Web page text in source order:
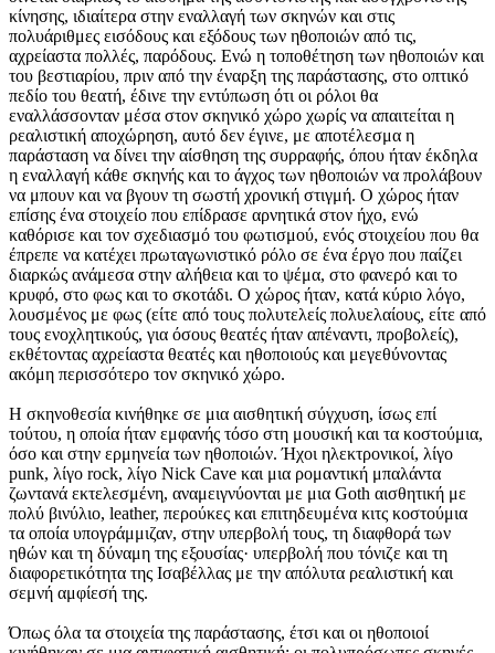
κίνησης, ιδιαίτερα στην εναλλαγή των σκηνών και στις
πολυάριθμες εισόδους και εξόδους των ηθοποιών από τις,
αχρείαστα πολλές, παρόδους. Ενώ η τοποθέτηση των ηθοποιών και
του βεστιαρίου, πριν από την έναρξη της παράστασης, στο οπτικό
πεδίο του θεατή, έδινε την εντύπωση ότι οι ρόλοι θα
εναλλάσσονταν μέσα στον σκηνικό χώρο χωρίς να απαιτείται η
ρεαλιστική αποχώρηση, αυτό δεν έγινε, με αποτέλεσμα η
παράσταση να δίνει την αίσθηση της συρραφής, όπου ήταν έκδηλα
η εναλλαγή κάθε σκηνής και το άγχος των ηθοποιών να προλάβουν
να μπουν και να βγουν τη σωστή χρονική στιγμή. Ο χώρος ήταν
επίσης ένα στοιχείο που επίδρασε αρνητικά στον ήχο, ενώ
καθόρισε και τον σχεδιασμό του φωτισμού, ενός στοιχείου που θα
έπρεπε να κατέχει πρωταγωνιστικό ρόλο σε ένα έργο που παίζει
διαρκώς ανάμεσα στην αλήθεια και το ψέμα, στο φανερό και το
κρυφό, στο φως και το σκοτάδι. Ο χώρος ήταν, κατά κύριο λόγο,
λουσμένος με φως (είτε από τους πολυτελείς πολυελαίους, είτε από
τους ενοχλητικούς, για όσους θεατές ήταν απέναντι, προβολείς),
εκθέτοντας αχρείαστα θεατές και ηθοποιούς και μεγεθύνοντας
ακόμη περισσότερο τον σκηνικό χώρο.
Η σκηνοθεσία κινήθηκε σε μια αισθητική σύγχυση, ίσως επί
τούτου, η οποία ήταν εμφανής τόσο στη μουσική και τα κοστούμια,
όσο και στην ερμηνεία των ηθοποιών. Ήχοι ηλεκτρονικοί, λίγο
punk, λίγο rock, λίγο Nick Cave και μια ρομαντική μπαλάντα
ζωντανά εκτελεσμένη, αναμειγνύονται με μια Goth αισθητική με
πολύ βινύλιο, leather, περούκες και επιτηδευμένα κιτς κοστούμια
τα οποία υπογράμμιζαν, στην υπερβολή τους, τη διαφθορά των
ηθών και τη δύναμη της εξουσίας· υπερβολή που τόνιζε και τη
διαφορετικότητα της Ισαβέλλας με την απόλυτα ρεαλιστική και
σεμνή αμφίεσή της.
Όπως όλα τα στοιχεία της παράστασης, έτσι και οι ηθοποιοί